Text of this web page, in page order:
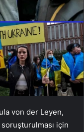
von der Leyen,
için